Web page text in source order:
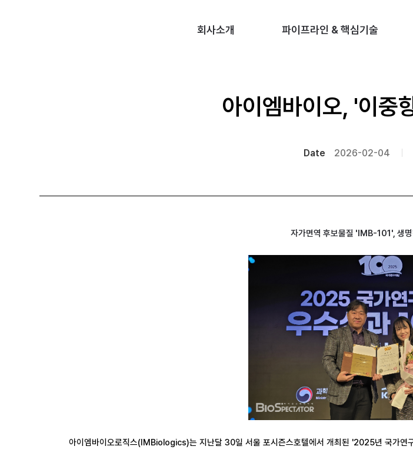
회사소개 파이프라인 & 핵심기술
아이엠바이오, '이중
Date 2026-02-04
자가면역 후보물질 'IMB-101', 생
아이엠바이오로직스(IMBiologics)는 지난달 30일 서울 포시즌스호텔에서 개최된 '2025년 국가연